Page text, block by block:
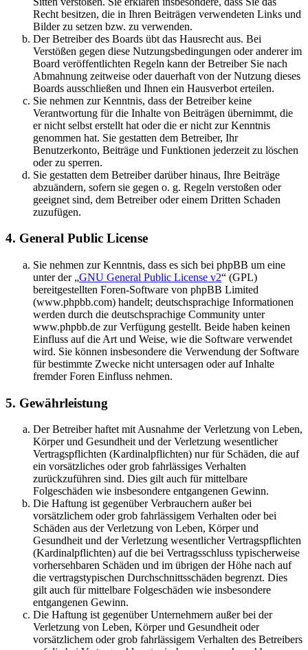
Recht besitzen, die in Ihren Beiträgen verwendeten Links und
Bilder zu setzen bzw. zu verwenden.
Der Betreiber des Boards übt das Hausrecht aus. Bei
Verstößen gegen diese Nutzungsbedingungen oder anderer im
Board veröffentlichten Regeln kann der Betreiber Sie nach
Abmahnung zeitweise oder dauerhaft von der Nutzung dieses
Boards ausschließen und Ihnen ein Hausverbot erteilen.
Sie nehmen zur Kenntnis, dass der Betreiber keine
Verantwortung für die Inhalte von Beiträgen übernimmt, die
er nicht selbst erstellt hat oder die er nicht zur Kenntnis
genommen hat. Sie gestatten dem Betreiber, Ihr
Benutzerkonto, Beiträge und Funktionen jederzeit zu löschen
oder zu sperren.
Sie gestatten dem Betreiber darüber hinaus, Ihre Beiträge
abzuändern, sofern sie gegen o. g. Regeln verstoßen oder
geeignet sind, dem Betreiber oder einem Dritten Schaden
zuzufügen.
4. General Public License
Sie nehmen zur Kenntnis, dass es sich bei phpBB um eine
unter der „GNU General Public License v2“ (GPL)
bereitgestellten Foren-Software von phpBB Limited
(www.phpbb.com) handelt; deutschsprachige Informationen
werden durch die deutschsprachige Community unter
www.phpbb.de zur Verfügung gestellt. Beide haben keinen
Einfluss auf die Art und Weise, wie die Software verwendet
wird. Sie können insbesondere die Verwendung der Software
für bestimmte Zwecke nicht untersagen oder auf Inhalte
fremder Foren Einfluss nehmen.
5. Gewährleistung
Der Betreiber haftet mit Ausnahme der Verletzung von Leben,
Körper und Gesundheit und der Verletzung wesentlicher
Vertragspflichten (Kardinalpflichten) nur für Schäden, die auf
ein vorsätzliches oder grob fahrlässiges Verhalten
zurückzuführen sind. Dies gilt auch für mittelbare
Folgeschäden wie insbesondere entgangenen Gewinn.
Die Haftung ist gegenüber Verbrauchern außer bei
vorsätzlichem oder grob fahrlässigem Verhalten oder bei
Schäden aus der Verletzung von Leben, Körper und
Gesundheit und der Verletzung wesentlicher Vertragspflichten
(Kardinalpflichten) auf die bei Vertragsschluss typischerweise
vorhersehbaren Schäden und im übrigen der Höhe nach auf
die vertragstypischen Durchschnittsschäden begrenzt. Dies
gilt auch für mittelbare Folgeschäden wie insbesondere
entgangenen Gewinn.
Die Haftung ist gegenüber Unternehmern außer bei der
Verletzung von Leben, Körper und Gesundheit oder
vorsätzlichem oder grob fahrlässigem Verhalten des Betreibers